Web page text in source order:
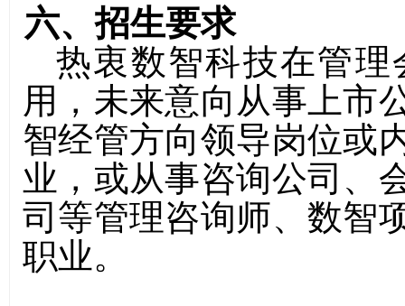
六、招生要求
热衷数智科技在管
用，未来意向从事上市
智经管方向领导岗位或
业，或从事咨询公司、
司等管理咨询师、数智
职业。